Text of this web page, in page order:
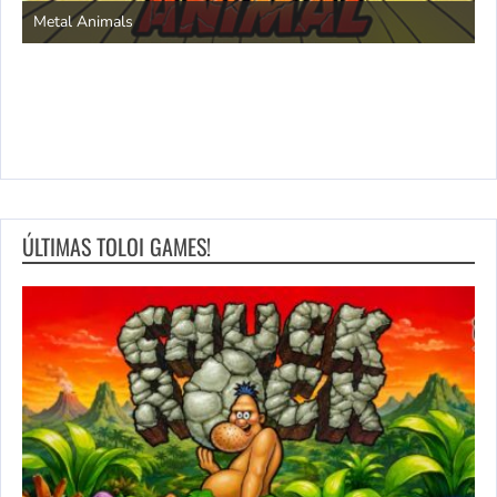
Metal Animals
ÚLTIMAS TOLOI GAMES!